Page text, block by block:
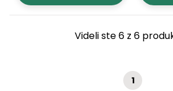
Videli ste 6 z 6
1